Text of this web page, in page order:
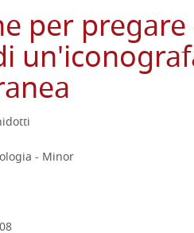
per pregare
- Minor